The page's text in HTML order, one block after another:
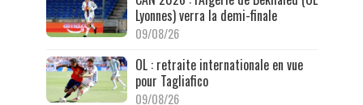
Lyonnes) verra la demi-finale
09/08/26
OL : retraite internationale en vue
pour Tagliafico
09/08/26